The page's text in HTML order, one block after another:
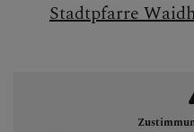
Stadtpfarre